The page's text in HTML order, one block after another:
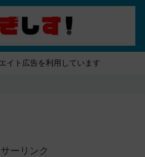
イト広告を利用しています
ーリンク